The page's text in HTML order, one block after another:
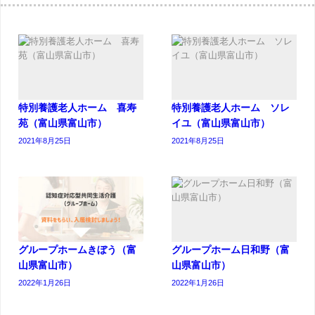
特別養護老人ホーム 喜寿
苑（富山県富山市）
2021年8月25日
特別養護老人ホーム ソレ
イユ（富山県富山市）
2021年8月25日
グループホームきぼう（富
山県富山市）
2022年1月26日
グループホーム日和野（富
山県富山市）
2022年1月26日